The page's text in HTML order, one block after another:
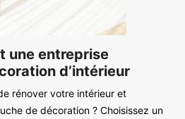
une entreprise
d’intérieur
rénover votre intérieur et
de décoration ? Choisissez un